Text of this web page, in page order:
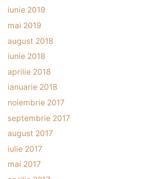
iunie 2019
mai 2019
august 2018
iunie 2018
aprilie 2018
ianuarie 2018
noiembrie 2017
septembrie 2017
august 2017
iulie 2017
mai 2017